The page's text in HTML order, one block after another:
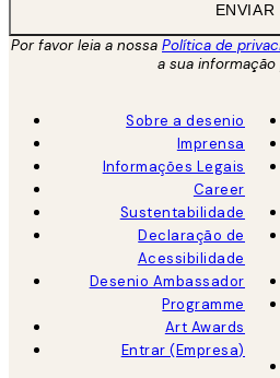
ENVIAR
Por favor leia a nossa Política de
a sua informação
Sobre a desenio
Imprensa
Informações Legais
Career
Sustentabilidade
Declaração de
Acessibilidade
Desenio Ambassador
Programme
Art Awards
Entrar (Empresa)